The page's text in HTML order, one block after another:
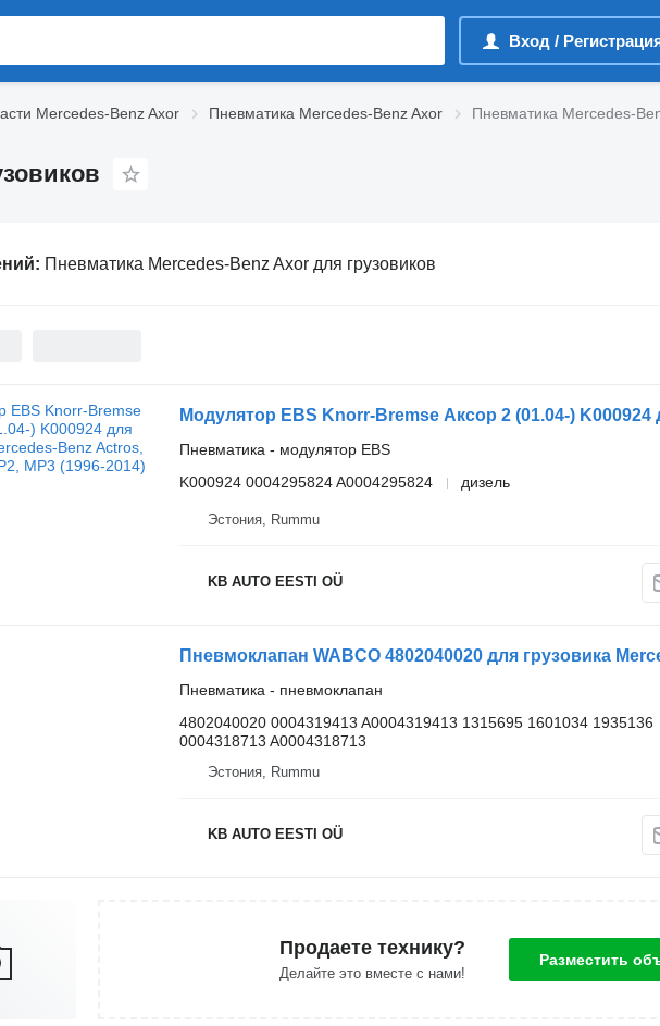
Вход /
Mercedes-Benz Axor Пневматика Mercedes-Benz Axor Пневматика Mercedes-
Пневматика Mercedes-Benz Axor для грузовиков
Пневматика - модулятор EBS
K000924 0004295824 A0004295824
дизель
Эстония, Rummu
KB AUTO EESTI OÜ
Пневматика - пневмоклапан
4802040020 0004319413 A0004319413 1315695 1601034 1935136
0004318713 A0004318713
Эстония, Rummu
KB AUTO EESTI OÜ
Продаете технику?
Делайте это вместе с нами!
Разместить